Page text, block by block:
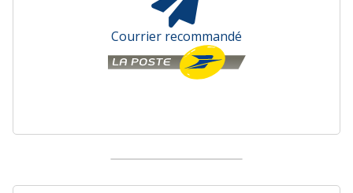
Courrier recommandé